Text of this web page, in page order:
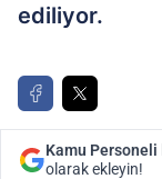
ediliyor.
Kamu Personeli
olarak ekleyin!